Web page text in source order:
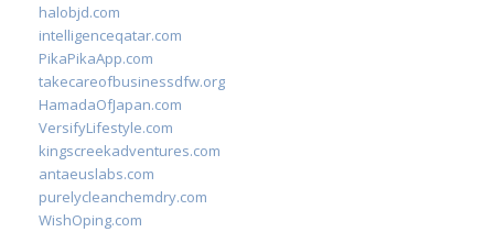
halobjd.com
intelligenceqatar.com
PikaPikaApp.com
takecareofbusinessdfw.org
HamadaOfJapan.com
VersifyLifestyle.com
kingscreekadventures.com
antaeuslabs.com
purelycleanchemdry.com
WishOping.com